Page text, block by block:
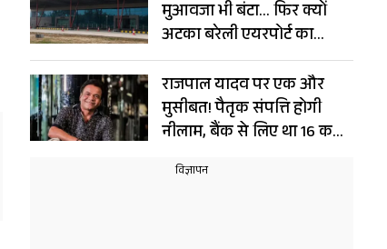
मुआवजा भी बंटा… फिर क्यों
अटका बरेली एयरपोर्ट का
विस्तार?
राजपाल यादव पर एक और
मुसीबत! पैतृक संपत्ति होगी
नीलाम, बैंक से लिए था 16 करोड़
का लोन